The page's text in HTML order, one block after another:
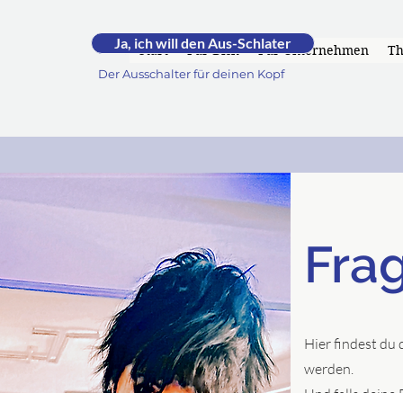
RUHE.by Andrea -
Der Ausschalter für deinen Kopf
Start Für Dich Für Unternehmen
Ja, ich will den Aus-Schlater
Hier findest du
werden.